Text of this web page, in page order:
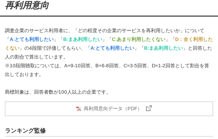
再利用意向
調査企業のサービス利用者に、「どの程度その企業のサービスを再利用したいか」について
「A:とても利用したい 」「B:まあ利用したい 」「C:あまり利用したくない 」「D：全く利用した
くない 」の4段階で評価してもらい、「A:とても利用したい 」「B:まあ利用したい 」と回答した
人の割合で算出しています。
※10段階聴取については、A=9-10回答、B=6-8回答、C=3-5回答、D=1-2回答として割合を算
出しております。
商標対象は、回答者数が100人以上の企業です。
再利用意向データ（PDF）
ランキング監修